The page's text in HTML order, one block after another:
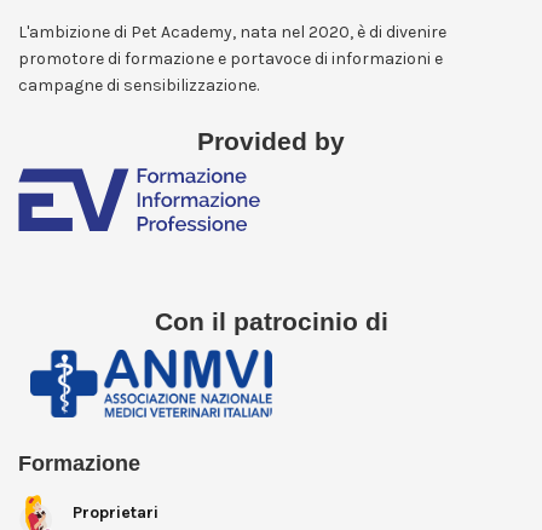
L'ambizione di Pet Academy, nata nel 2020, è di divenire
promotore di formazione e portavoce di informazioni e
campagne di sensibilizzazione.
Provided by
Con il patrocinio di
Formazione
Proprietari